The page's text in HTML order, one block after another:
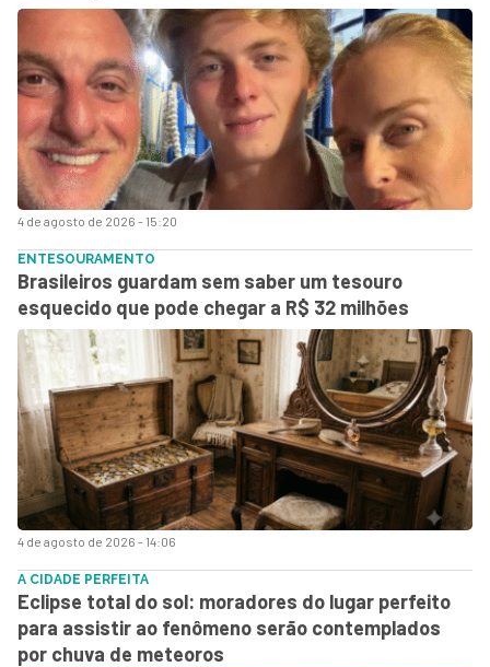
4 de agosto de 2026 - 15:20
4 de agosto de 2026 - 14:06
ENTESOURAMENTO
Brasileiros guardam sem saber um tesouro
esquecido que pode chegar a R$ 32 milhões
A CIDADE PERFEITA
Eclipse total do sol: moradores do lugar perfeito
para assistir ao fenômeno serão contemplados
por chuva de meteoros